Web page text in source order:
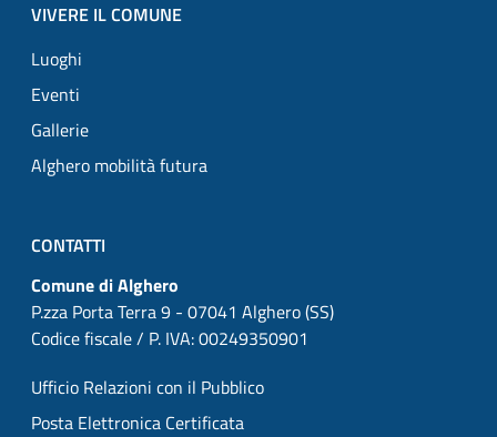
VIVERE IL COMUNE
Luoghi
Eventi
Gallerie
Alghero mobilità futura
CONTATTI
Comune di Alghero
P.zza Porta Terra 9 - 07041 Alghero (SS)
Codice fiscale / P. IVA: 00249350901
Ufficio Relazioni con il Pubblico
Posta Elettronica Certificata